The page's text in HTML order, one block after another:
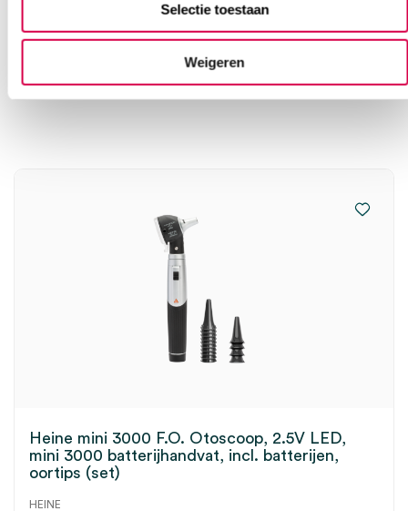
Selectie toestaan
Weigeren
Ook interessant
Heine mini 3000 F.O. Otoscoop, 2.5V LED,
mini 3000 batterijhandvat, incl. batterijen,
oortips (set)
HEINE